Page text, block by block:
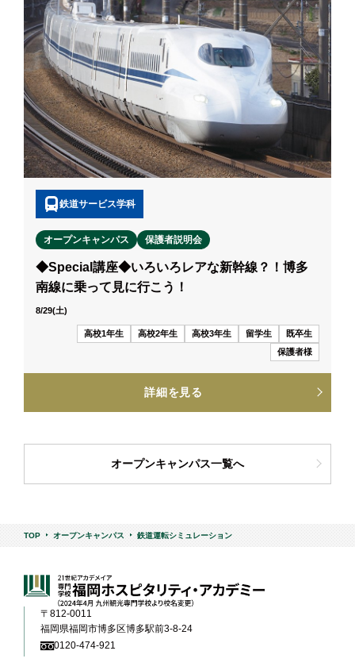
鉄道サービス学科
オープンキャンパス 保護者説明会
◆Special講座◆いろいろレアな新幹線？！博多
南線に乗って見に行こう！
8/29(土)
高校1年生 高校2年生 高校3年生 留学生
既卒生
保護者様
詳細を見る
オープンキャンパス一覧へ
TOP オープンキャンパス 鉄道運転シミュレーション
〒812-0011
福岡県福岡市博多区博多駅前3-8-24
0120-474-921